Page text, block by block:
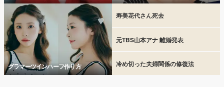
グラマーツインハーフ作り方
寿美花代さん死去
元TBS山本アナ 離婚発表
冷め切った夫婦関係の修復法